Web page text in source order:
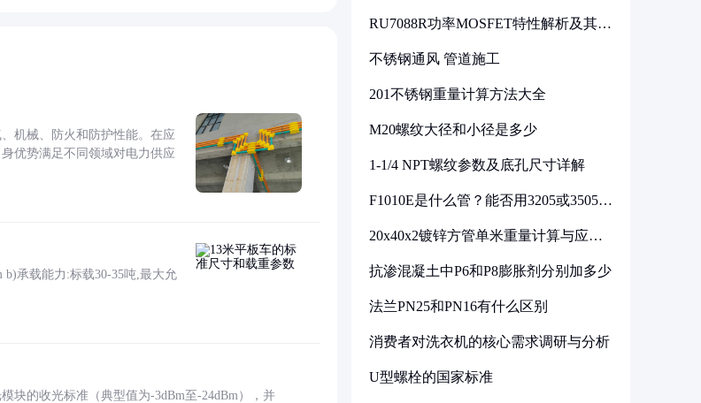
机械、防火和防护性能。在应
优势满足不同领域对电力供应
b)承载能力:标载30-35吨,最大允
块的收光标准（典型值为-3dBm至-24dBm），并
RU7088R功率MOSFET特性解析及其在
不锈钢通风 管道施工
201不锈钢重量计算方法大全
M20螺纹大径和小径是多少
1-1/4 NPT螺纹参数及底孔尺寸详解
F1010E是什么管？能否用3205或3505代
20x40x2镀锌方管单米重量计算与应用
抗渗混凝土中P6和P8膨胀剂分别加多少
法兰PN25和PN16有什么区别
消费者对洗衣机的核心需求调研与分析
U型螺栓的国家标准